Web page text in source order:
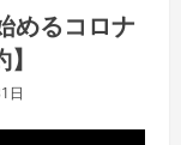
めるコロナ
日